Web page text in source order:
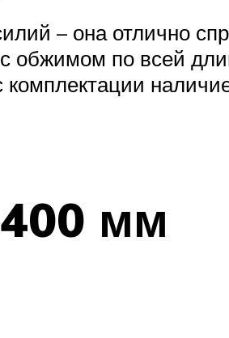
– она отлично
по всей
мм